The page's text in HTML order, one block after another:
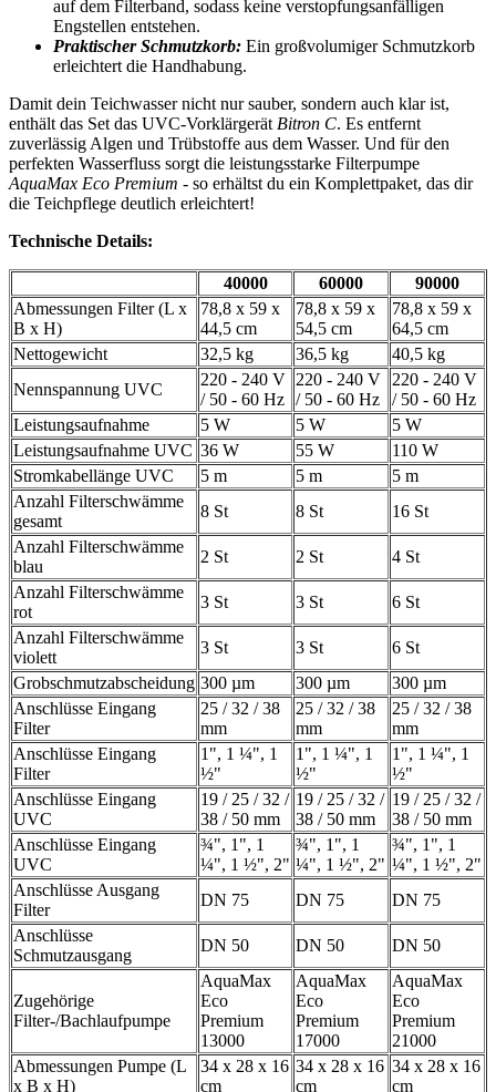
auf dem Filterband, sodass keine verstopfungsanfälligen
Engstellen entstehen.
Praktischer Schmutzkorb: Ein großvolumiger Schmutzkorb
erleichtert die Handhabung.
Damit dein Teichwasser nicht nur sauber, sondern auch klar ist,
enthält das Set das UVC-Vorklärgerät Bitron C. Es entfernt
zuverlässig Algen und Trübstoffe aus dem Wasser. Und für den
perfekten Wasserfluss sorgt die leistungsstarke Filterpumpe
AquaMax Eco Premium - so erhältst du ein Komplettpaket, das dir
die Teichpflege deutlich erleichtert!
Technische Details:
40000 60000
90000
Abmessungen Filter (L x
B x H)
78,8 x 59 x
44,5 cm
78,8 x 59 x
54,5 cm
78,8 x 59 x
64,5 cm
Nettogewicht
32,5 kg 36,5 kg
40,5 kg
Nennspannung UVC
220 - 240 V
/ 50 - 60 Hz
220 - 240 V
/ 50 - 60 Hz
220 - 240 V
/ 50 - 60 Hz
Leistungsaufnahme
5 W 5 W
5 W
Leistungsaufnahme UVC 36 W 55 W
110 W
Stromkabellänge UVC
5 m 5 m
5 m
Anzahl Filterschwämme
gesamt
8 St 8 St
16 St
Anzahl Filterschwämme
blau
2 St 2 St
4 St
Anzahl Filterschwämme
rot
3 St 3 St
6 St
Anzahl Filterschwämme
violett
3 St 3 St
6 St
Grobschmutzabscheidung 300 µm 300 µm
300 µm
Anschlüsse Eingang
Filter
25 / 32 / 38
mm
25 / 32 / 38
mm
25 / 32 / 38
mm
Anschlüsse Eingang
Filter
1", 1 ¼", 1
½"
1", 1 ¼", 1
½"
1", 1 ¼", 1
½"
Anschlüsse Eingang
UVC
19 / 25 / 32 /
38 / 50 mm
19 / 25 / 32 /
38 / 50 mm
19 / 25 / 32 /
38 / 50 mm
Anschlüsse Eingang
UVC
¾", 1", 1
¼", 1 ½", 2"
¾", 1", 1
¼", 1 ½", 2"
¾", 1", 1
¼", 1 ½", 2"
Anschlüsse Ausgang
Filter
DN 75 DN 75
DN 75
Anschlüsse
Schmutzausgang
DN 50 DN 50 DN 50
Zugehörige
Filter-/Bachlaufpumpe
AquaMax
Eco
Premium
13000
AquaMax
Eco
Premium
17000
AquaMax
Eco
Premium
21000
Abmessungen Pumpe (L
x B x H)
34 x 28 x 16
cm
34 x 28 x 16
cm
34 x 28 x 16
cm